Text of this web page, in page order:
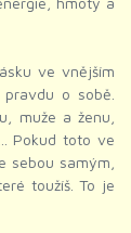
ve vnějším
o sobě.
muže a ženu,
Pokud toto ve
sebou samým,
toužíš. To je